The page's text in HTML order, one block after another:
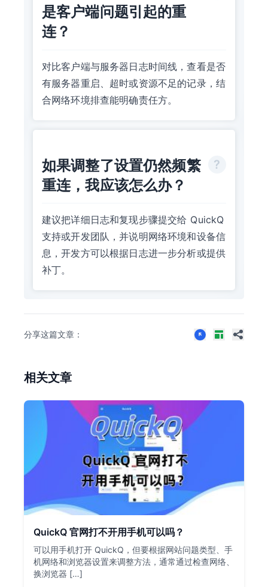
是客户端问题引起的重
连？
对比客户端与服务器日志时间线，查看是否
有服务器重启、超时或资源不足的记录，结
合网络环境排查能明确责任方。
如果调整了设置仍然频繁
重连，我应该怎么办？
建议把详细日志和复现步骤提交给 QuickQ
支持或开发团队，并说明网络环境和设备信
息，开发方可以根据日志进一步分析或提供
补丁。
分享这篇文章：
相关文章
QuickQ 官网打不开用手机可以吗？
可以用手机打开 QuickQ，但要根据网站问题类型、手
机网络和浏览器设置来调整方法，通常通过检查网络、
换浏览器 […]